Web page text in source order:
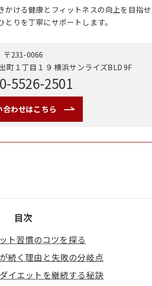
ける健康とフィットネスの向上を目指
りを丁寧にサポートします。
〒231-0066
町１丁目１９ 横浜サンライズBLD 9F
5526-2501
合わせはこちら
目次
ト習慣のコツを探る
続く理由と失敗の分岐点
イエットを継続する秘訣